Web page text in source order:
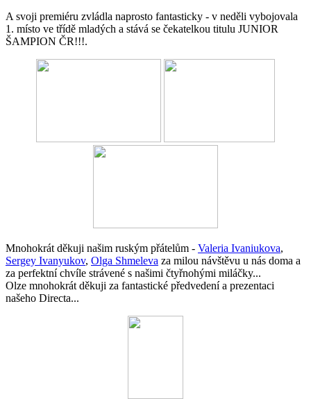
A svoji premiéru zvládla naprosto fantasticky - v neděli vybojovala
1. místo ve třídě mladých a stává se čekatelkou titulu JUNIOR
ŠAMPION ČR!!!.
Mnohokrát děkuji našim ruským přátelům - Valeria Ivaniukova,
Sergey Ivanyukov, Olga Shmeleva za milou návštěvu u nás doma a
za perfektní chvíle strávené s našimi čtyřnohými miláčky...
Olze mnohokrát děkuji za fantastické předvedení a prezentaci
našeho Directa...